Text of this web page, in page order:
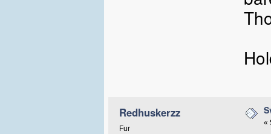
Redhuskerzz
Fur
«